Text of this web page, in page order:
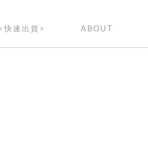
快速出貨> ABOUT